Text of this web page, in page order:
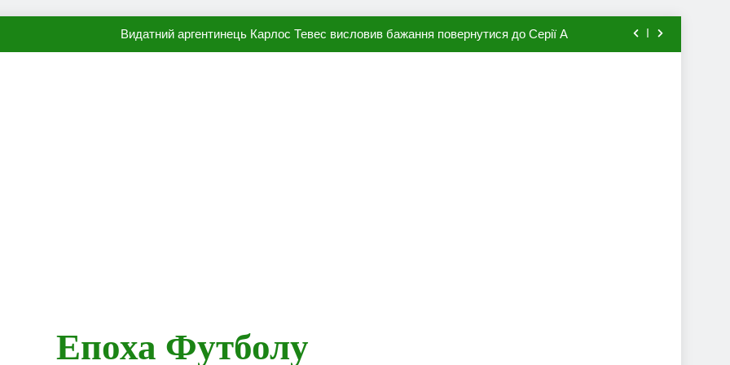
Видатний аргентинець Карлос Тевес висловив бажання повернутися до Серії А
Епоха Футболу